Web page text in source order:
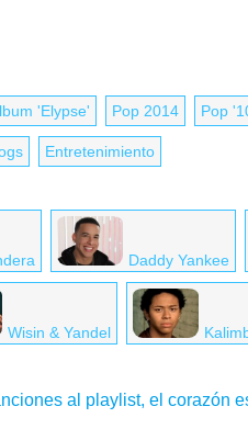
'Elypse' Pop 2014 Pop
Entretenimiento
Daddy Yankee
Wisin & Yandel
al playlist, el corazón